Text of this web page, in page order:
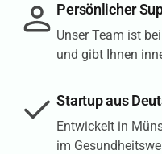
Persönlicher
Unser Team ist
und gibt Ihnen
Startup aus
Entwickelt in
im